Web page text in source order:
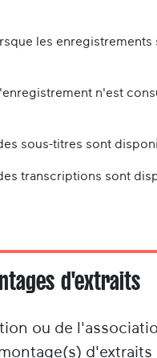
les
n'est
sous-titres sont
transcriptions sont
d'extraits
ou de
d'extraits